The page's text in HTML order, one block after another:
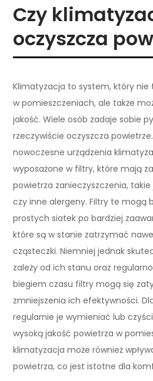
Czy
oczyszcza
Klimatyzacja to system, który nie
w pomieszczeniach, ale także
jakość. Wiele osób zadaje sobie
rzeczywiście oczyszcza
nowoczesne urządzenia
wyposażone w filtry, które mają
powietrza zanieczyszczenia, takie
czy inne alergeny. Filtry te mogą
prostych siatek po bardziej
które są w stanie zatrzymać
cząsteczki. Niemniej jednak
zależy od ich stanu oraz
biegiem czasu filtry mogą się
zmniejszenia ich efektywności.
regularnie je wymieniać lub
wysoką jakość powietrza w
klimatyzacja może również
powietrza, co jest istotne dla